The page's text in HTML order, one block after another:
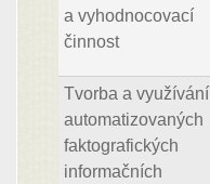
a vyhodnocovací
činnost
Tvorba a využívání
automatizovaných
faktografických
informačních